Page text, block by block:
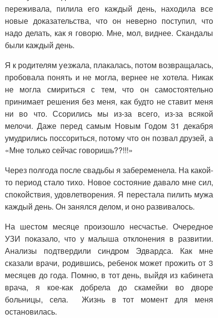
переживала, пилила его каждый день, находила все
новые доказательства, что он неверно поступил, что
надо делать, как я говорю. Мне, мол, виднее. Скандалы
были каждый день.
Я к родителям уезжала, плакалась, потом возвращалась,
пробовала понять и не могла, вернее не хотела. Никак
не могла смириться с тем, что он самостоятельно
принимает решения без меня, как будто не ставит меня
ни во что. Ссорились мы из-за всего, из-за всякой
мелочи. Даже перед самым Новым Годом 31 декабря
умудрились поссориться, потому что он позвал друзей, а
«Мне только сейчас говоришь??!!!»
Через полгода после свадьбы я забеременела. На какой-
то период стало тихо. Новое состояние давало мне сил,
спокойствия, удовлетворения. Я перестала пилить мужа
каждый день. Он занялся делом, и оно развивалось.
На шестом месяце произошло несчастье. Очередное
УЗИ показало, что у малыша отклонения в развитии.
Анализы подтвердили синдром Эдвардса. Как мне
сказали врачи, родившись, ребенок может прожить от 3
месяцев до года. Помню, в тот день, выйдя из кабинета
врача, я кое-как добрела до скамейки во дворе
больницы, села. Жизнь в тот момент для меня
остановилась.